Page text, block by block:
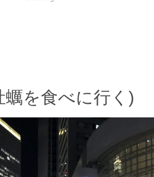
蠣を食べに行く)